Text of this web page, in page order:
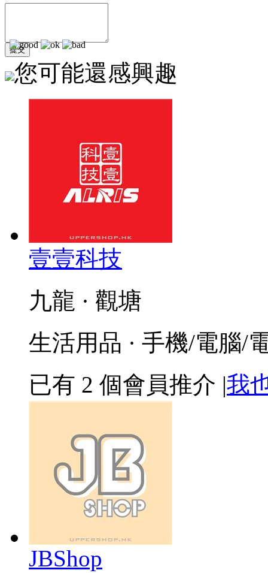
您可能還感興趣
壹壹科技
九龍 · 觀塘
生活用品 · 手機/電腦/
已有 2 個會員推介 |我
JBShop